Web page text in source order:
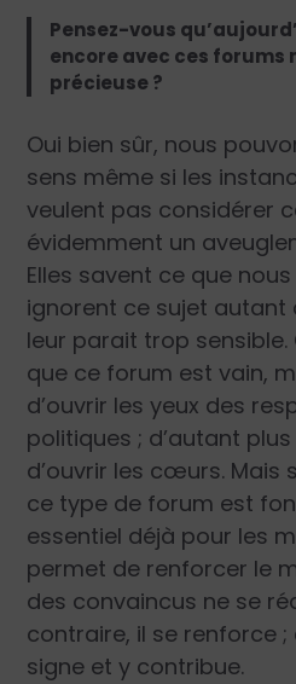
Pensez-vous
encore avec ces forums
précieuse ?
Oui bien sûr, nous
sens même si les
veulent pas considérer
évidemment un
Elles savent ce que
ignorent ce sujet autant
leur parait trop
que ce forum est vain,
d’ouvrir les yeux des
politiques ; d’autant plus
d’ouvrir les cœurs. Mais
ce type de forum est
essentiel déjà pour les
permet de renforcer le
des convaincus ne se
contraire, il se renforce
signe et y contribue.